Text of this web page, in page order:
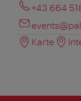
+43 664
Karte